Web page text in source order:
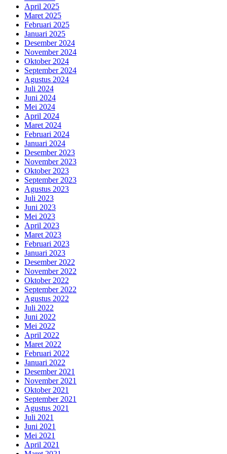
April 2025
Maret 2025
Februari 2025
Januari 2025
Desember 2024
November 2024
Oktober 2024
September 2024
Agustus 2024
Juli 2024
Juni 2024
Mei 2024
April 2024
Maret 2024
Februari 2024
Januari 2024
Desember 2023
November 2023
Oktober 2023
September 2023
Agustus 2023
Juli 2023
Juni 2023
Mei 2023
April 2023
Maret 2023
Februari 2023
Januari 2023
Desember 2022
November 2022
Oktober 2022
September 2022
Agustus 2022
Juli 2022
Juni 2022
Mei 2022
April 2022
Maret 2022
Februari 2022
Januari 2022
Desember 2021
November 2021
Oktober 2021
September 2021
Agustus 2021
Juli 2021
Juni 2021
Mei 2021
April 2021